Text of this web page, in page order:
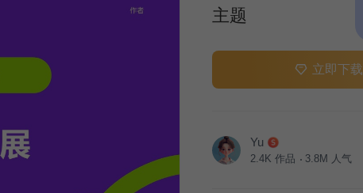
主题
立即下载
Yu
2.4K 作品 3.8M 人气